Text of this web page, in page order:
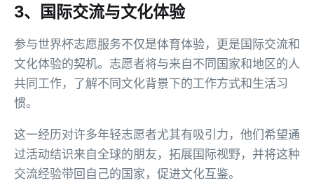
3、国际交流与文化体验
参与世界杯志愿服务不仅是体育体验，更是国际交流和
文化体验的契机。志愿者将与来自不同国家和地区的人
共同工作，了解不同文化背景下的工作方式和生活习
惯。
这一经历对许多年轻志愿者尤其有吸引力，他们希望通
过活动结识来自全球的朋友，拓展国际视野，并将这种
交流经验带回自己的国家，促进文化互鉴。